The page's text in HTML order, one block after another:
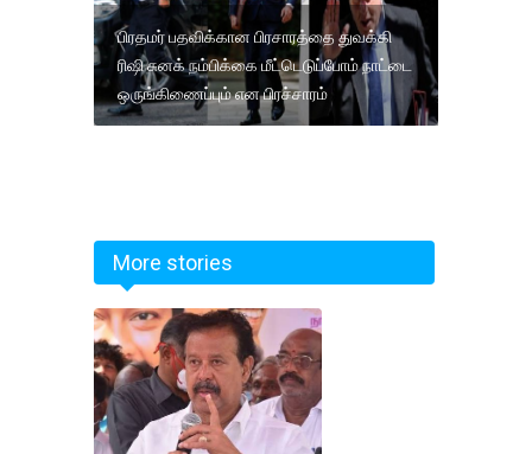
பிரதமர் பதவிக்கான பிரசாரத்தை துவக்கி
ரிஷி சுனக் நம்பிக்கை மீட்டெடுப்போம் நாட்டை
ஒருங்கிணைப்பும் என பிரச்சாரம்
More stories